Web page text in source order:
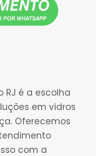
RJ é a escolha
em vidros
Oferecemos
com a